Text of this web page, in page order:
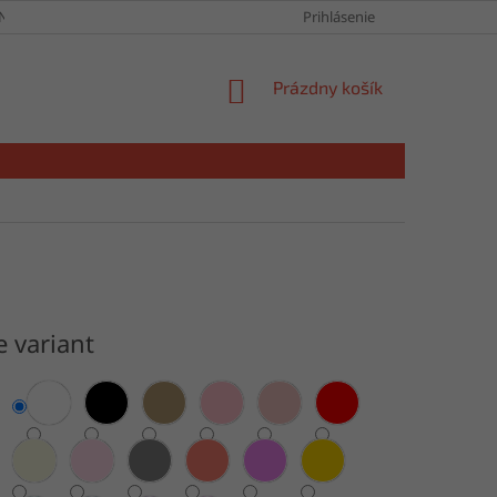
OSOBNÝCH ÚDAJOV Prihlásenie
NÁKUPNÝ
Prázdny košík
variant